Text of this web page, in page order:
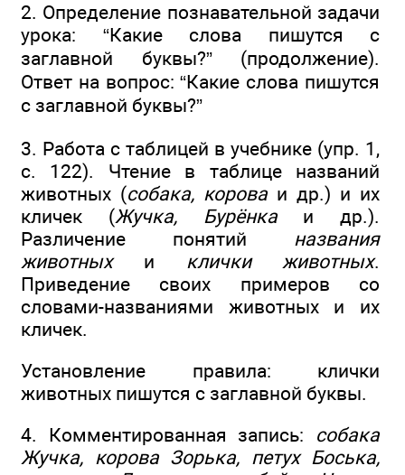
2. Определение познавательной задачи
урока: “Какие слова пишутся с
заглавной буквы?” (продолжение).
Ответ на вопрос: “Какие слова пишутся
с заглавной буквы?”
3. Работа с таблицей в учебнике (упр. 1,
с. 122). Чтение в таблице названий
животных (собака, корова и др.) и их
кличек (Жучка, Бурёнкаи др.).
Различение понятий названия
животныхи клички животных.
Приведение своих примеров со
словами-названиями животных и их
кличек.
Установление правила: клички
животных пишутся с заглавной буквы.
4. Комментированная запись: собака
Жучка, корова Зорька, петух Боська,